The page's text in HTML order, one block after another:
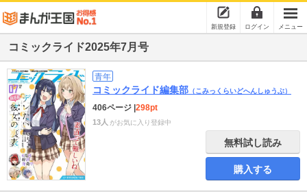
新規登録 ログイン メニュー
コミックライド2025年7月号
青年
コミックライド編集部 （こみっくらいどへんしゅうぶ）
406ページ 298pt
13人 がお気に入り登録中
無料試し読み
購入する